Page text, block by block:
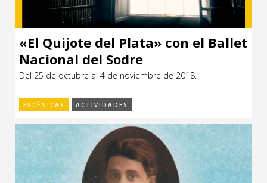
«El Quijote del Plata» con el Ballet
Nacional del Sodre
Del 25 de octubre al 4 de noviembre de 2018.
ESCÉNICAS ACTIVIDADES